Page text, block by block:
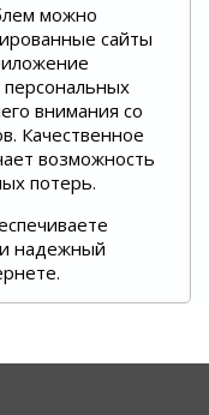
можно
сайты
внимания со
Качественное
возможность
потерь.
надежный